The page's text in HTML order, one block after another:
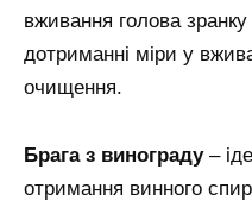
вживання голова
дотриманні міри у
очищення.
Брага з винограду–
отримання винного